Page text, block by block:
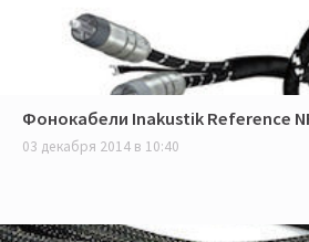
Фонокабели Inakustik Reference
03 декабря 2014 в 10:40